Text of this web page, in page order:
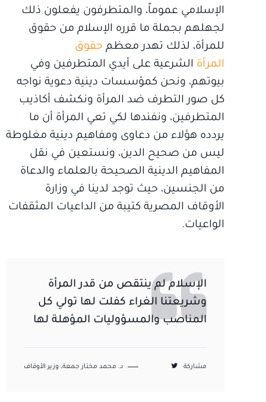
الإسلامي عموماً، والمتطرفون يفعلون ذلك
لجهلهم بجملة ما قرره الإسلام من حقوق
للمرأة، لذلك تهدر معظم حقوق
المرأة الشرعية على أيدي المتطرفين وفي
بيوتهم، ونحن كمؤسسات دينية دعوية نواجه
كل صور التطرف ضد المرأة ونكشف أكاذيب
المتطرفين، ونفندها لكي تعي المرأة أن ما
يردده هؤلاء من دعاوى ومفاهيم دينية مغلوطة
ليس من صحيح الدين، ونستعين في نقل
المفاهيم الدينية الصحيحة بالعلماء والدعاة
من الجنسين، حيث توجد لدينا في وزارة
الأوقاف المصرية كتيبة من الداعيات المثقفات
الواعيات.
الإسلام لم ينتقص من قدر المرأة
وشريعتنا الغراء كفلت لها تولي كل
المناصب والمسؤوليات المؤهلة لها
مشاركة د. محمد مختار جمعة، وزير الأوقاف